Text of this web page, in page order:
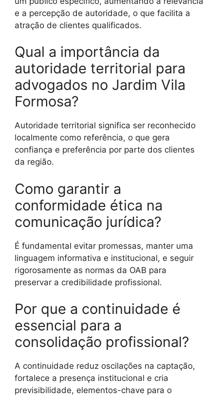
e a percepção de autoridade, o que facilita a
atração de clientes qualificados.
Qual a importância da
autoridade territorial para
advogados no Jardim Vila
Formosa?
Autoridade territorial significa ser reconhecido
localmente como referência, o que gera
confiança e preferência por parte dos clientes
da região.
Como garantir a
conformidade ética na
comunicação jurídica?
É fundamental evitar promessas, manter uma
linguagem informativa e institucional, e seguir
rigorosamente as normas da OAB para
preservar a credibilidade profissional.
Por que a continuidade é
essencial para a
consolidação profissional?
A continuidade reduz oscilações na captação,
fortalece a presença institucional e cria
previsibilidade, elementos-chave para o